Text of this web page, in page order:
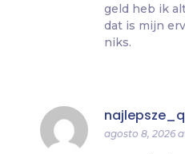
geld heb ik
dat is mijn
niks.
agosto 8, 2026